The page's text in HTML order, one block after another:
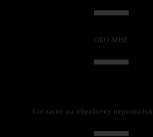
ОБО МНЕ
Согласие на обработку